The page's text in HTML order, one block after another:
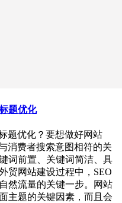
题优化
题优化？要想做好网站
消费者搜索意图相符的关
词前置、关键词简洁、具
贸网站建设过程中，SEO
然流量的关键一步。网站
主题的关键因素，而且会